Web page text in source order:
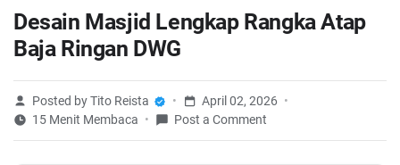
Desain Masjid Lengkap Rangka Atap
Baja Ringan DWG
Posted by Tito Reista
April 02, 2026
15 Menit Membaca
Post a Comment